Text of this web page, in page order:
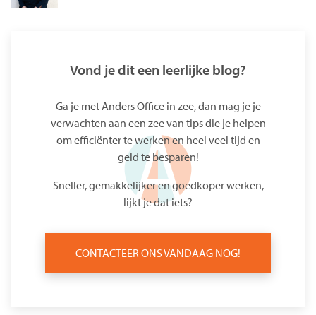
Vond je dit een leerlijke blog?
Ga je met Anders Office in zee, dan mag je je
verwachten aan een zee van tips die je helpen
om efficiënter te werken en heel veel tijd en
geld te besparen!
Sneller, gemakkelijker en goedkoper werken,
lijkt je dat iets?
CONTACTEER ONS VANDAAG NOG!